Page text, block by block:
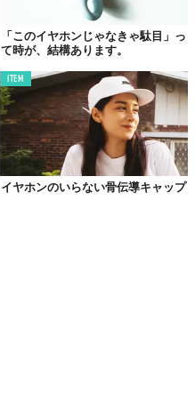
「このイヤホンじゃなきゃ駄目」っ
て時が、結構あります。
ITEM
イヤホンのいらない骨伝導キャップ